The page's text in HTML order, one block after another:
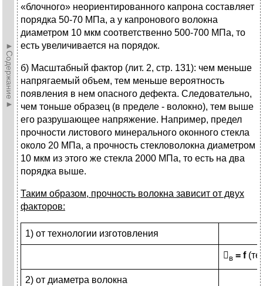
►Содержание►
«блочного» неориентированного капрона составляет
порядка 50-70 МПа, а у капронового волокна
диаметром 10 мкм соответственно 500-700 МПа, то
есть увеличивается на порядок.
б) Масштабный фактор (лит. 2, стр. 131): чем меньше
напрягаемый объем, тем меньше вероятность
появления в нем опасного дефекта. Следовательно,
чем тоньше образец (в пределе - волокно), тем выше
его разрушающее напряжение. Например, предел
прочности листового минерального оконного стекла
около 20 МПа, а прочность стекловолокна диаметром
10 мкм из этого же стекла 2000 МПа, то есть на два
порядка выше.
Таким образом, прочность волокна зависит от двух
факторов:
1) от технологии изготовления
в = f
2) от диаметра волокна